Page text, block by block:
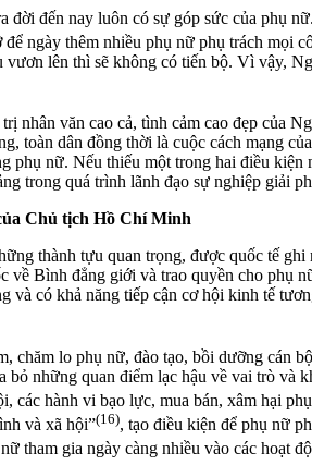
đến nay luôn có sự góp sức của phụ
ngày thêm nhiều phụ nữ phụ trách mọi
lên thì sẽ không có tiến bộ. Vì vậy,
văn cao cả, tình cảm cao đẹp của
dân đồng thời là cuộc cách mạng
nữ. Nếu thiếu một trong hai điều
trong quá trình lãnh đạo sự nghiệp giải
Chủ tịch Hồ Chí Minh
thành tựu quan trọng, được quốc tế
Bình đẳng giới và trao quyền cho phụ
có khả năng tiếp cận cơ hội kinh tế
chăm lo phụ nữ, đào tạo, bồi dưỡng
những quan điểm lạc hậu về vai trò và
các hành vi bạo lực, mua bán, xâm hại
và xã hội”(16), tạo điều kiện để phụ nữ
tham gia ngày càng nhiều vào các hoạt